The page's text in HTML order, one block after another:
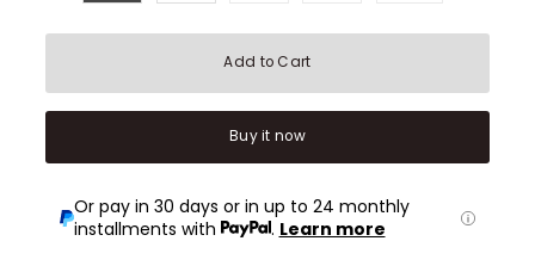
Add to Cart
Buy it now
Or pay in 30 days or in up to 24 monthly
installments with
. Learn more